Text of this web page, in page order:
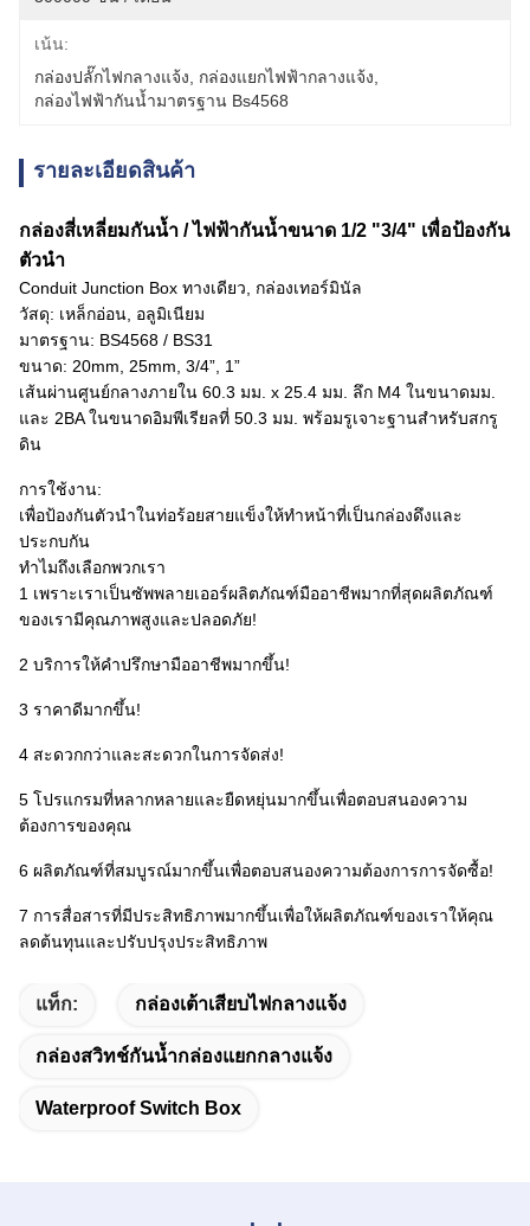
เน้น:
กล่องปลั๊กไฟกลางแจ้ง
กล่องแยกไฟฟ้ากลางแจ้ง
กล่องไฟฟ้ากันน้ำมาตรฐาน Bs4568
รายละเอียดสินค้า
กล่องสี่เหลี่ยมกันน้ำ / ไฟฟ้ากันน้ำขนาด 1/2 "3/4" เพื่อป้องกัน
ตัวนำ
Conduit Junction Box ทางเดียว, กล่องเทอร์มินัล
วัสดุ: เหล็กอ่อน, อลูมิเนียม
มาตรฐาน: BS4568 / BS31
ขนาด: 20mm, 25mm, 3/4”, 1”
เส้นผ่านศูนย์กลางภายใน 60.3 มม. x 25.4 มม. ลึก M4 ในขนาดมม.
และ 2BA ในขนาดอิมพีเรียลที่ 50.3 มม. พร้อมรูเจาะฐานสำหรับสกรู
ดิน
การใช้งาน:
เพื่อป้องกันตัวนำในท่อร้อยสายแข็งให้ทำหน้าที่เป็นกล่องดึงและ
ประกบกัน
ทำไมถึงเลือกพวกเรา
1 เพราะเราเป็นซัพพลายเออร์ผลิตภัณฑ์มืออาชีพมากที่สุดผลิตภัณฑ์
ของเรามีคุณภาพสูงและปลอดภัย!
2 บริการให้คำปรึกษามืออาชีพมากขึ้น!
3 ราคาดีมากขึ้น!
4 สะดวกกว่าและสะดวกในการจัดส่ง!
5 โปรแกรมที่หลากหลายและยืดหยุ่นมากขึ้นเพื่อตอบสนองความ
ต้องการของคุณ
6 ผลิตภัณฑ์ที่สมบูรณ์มากขึ้นเพื่อตอบสนองความต้องการการจัดซื้อ!
7 การสื่อสารที่มีประสิทธิภาพมากขึ้นเพื่อให้ผลิตภัณฑ์ของเราให้คุณ
ลดต้นทุนและปรับปรุงประสิทธิภาพ
แท็ก: กล่องเต้าเสียบไฟกลางแจ้ง
กล่องสวิทช์กันน้ำกล่องแยกกลางแจ้ง
Waterproof Switch Box